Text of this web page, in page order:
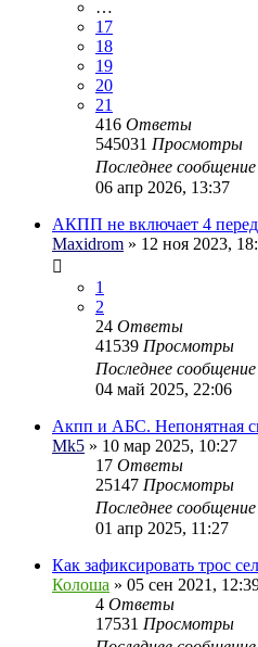
…
17
18
19
20
21
416 Ответы
545031 Просмотры
Последнее сообщение
06 апр 2026, 13:37
АКПП не включает 4
Maxidrom » 12 ноя 2023,
1
2
24 Ответы
41539 Просмотры
Последнее сообщение
04 май 2025, 22:06
Акпп и АБС. Непонятная
Mk5 » 10 мар 2025, 10:27
17 Ответы
25147 Просмотры
Последнее сообщение
01 апр 2025, 11:27
Как зафиксировать трос
Колоша » 05 сен 2021,
4 Ответы
17531 Просмотры